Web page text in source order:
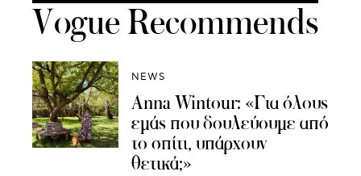
Vogue Recommends
NEWS
Anna Wintour: «Για όλους
εμάς που δουλεύουμε από
το σπίτι, υπάρχουν
θετικά;»